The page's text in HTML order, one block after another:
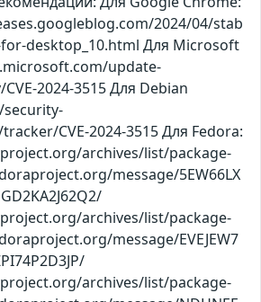
2024/04/stab
desktop_10.html Для Microsoft
update-
2024-3515 Для Debian
security-
CVE-2024-3515 Для Fedora:
archives/list/package-
message/5EW66LX
archives/list/package-
message/EVEJEW7
archives/list/package-